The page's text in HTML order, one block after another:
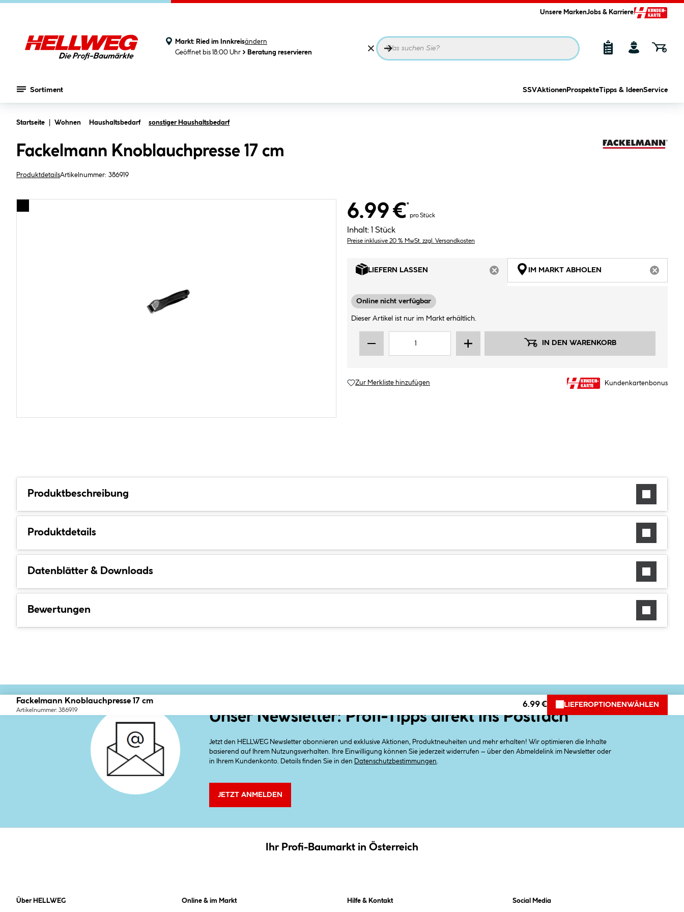
Unsere MarkenJobs & Karriere
Markt: Ried im Innkreisändern
Geöffnet bis 18:00 Uhr
Beratung reservieren
Sortiment SSVAktionen ProspekteTipps & IdeenService
Startseite Wohnen Haushaltsbedarf sonstiger Haushaltsbedarf
Fackelmann Knoblauchpresse 17 cm
ProduktdetailsArtikelnummer: 386919
6.99 €*
pro Stück
Inhalt: 1 Stück
Preise inklusive 20 % MwSt. zzgl. Versandkosten
LIEFERN LASSEN
ARTIKEL NICHT VERFÜGBAR
IM MARKT ABHOLEN
Online nicht verfügbar
Dieser Artikel ist nur im Markt erhältlich.
IN DEN WARENKORB
Zur Merkliste hinzufügen Kundenkartenbonus
Produktbeschreibung
Produktdetails
Datenblätter & Downloads
Bewertungen
Fackelmann Knoblauchpresse 17 cm
Artikelnummer: 386919
6.99 € LIEFEROPTIONEN WÄHLEN
Unser Newsletter: Profi-Tipps direkt ins Postfach
Jetzt den HELLWEG Newsletter abonnieren und exklusive Aktionen, Produktneuheiten und mehr erhalten! Wir optimieren die Inhalte
basierend auf Ihrem Nutzungsverhalten. Ihre Einwilligung können Sie jederzeit widerrufen – über den Abmeldelink im Newsletter oder
in Ihrem Kundenkonto. Details finden Sie in den
Datenschutzbestimmungen
JETZT ANMELDEN
Ihr Profi-Baumarkt in Österreich
Über HELLWEG Online & im Markt Hilfe & Kontakt Social Media